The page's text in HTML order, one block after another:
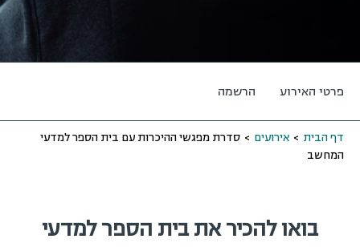
פרטי האירוע הרשמה
דף הבית > אירועים > סדרת מפגשי ההיכרות עם בית הספר למדעי
המחשב
בואו להכיר את בית הספר למדעי